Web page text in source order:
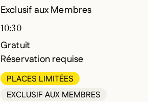
Exclusif aux Membres
10:30
Gratuit
Réservation requise
PLACES LIMITÉES
EXCLUSIF AUX MEMBRES